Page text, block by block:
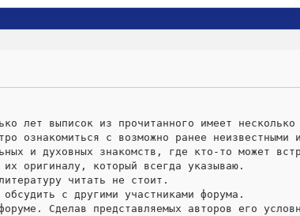
лет выписок из прочитанного имеет несколько
ознакомиться с возможно ранее
и духовных знакомств, где кто-то может
оригиналу, который всегда указываю.
читать не стоит.
с другими участниками форума.
Сделав представляемых авторов его